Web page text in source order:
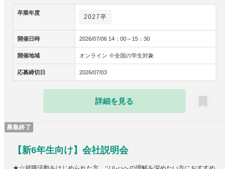
卒業年度
2027卒
開催日時 2026/07/06 14：00～15：30
開催地域 オンライン ※全国の学生対象
応募締切日 2026/07/03
詳細を見る
募集終了
【新6年生向け】会社説明会